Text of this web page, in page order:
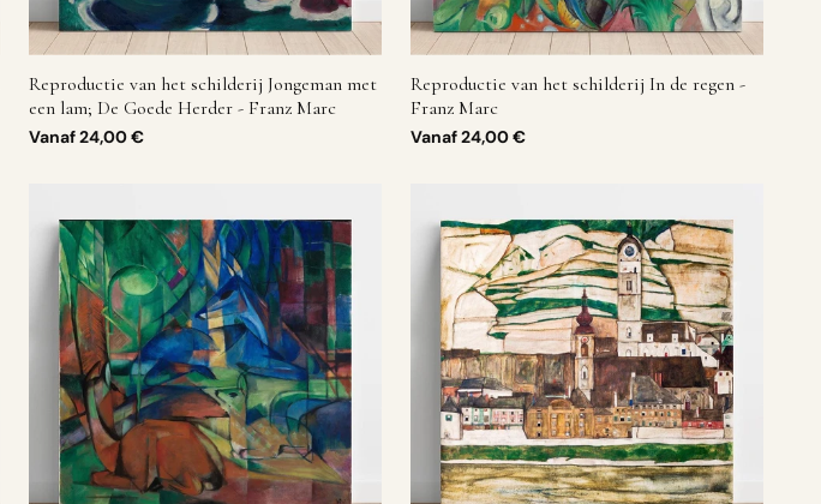
Reproductie van het schilderij Jongeman met
een lam; De Goede Herder - Franz Marc
Vanaf24,00 €
Reproductie van het schilderij In de regen -
Franz Marc
Vanaf24,00 €